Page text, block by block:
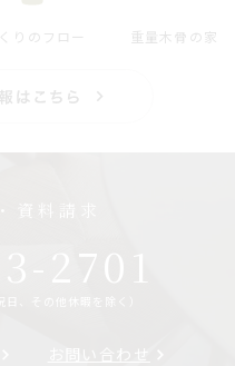
りのフロー 重量木骨の家
資料請求
2701
、その他休暇を除く）
お問い合わせ